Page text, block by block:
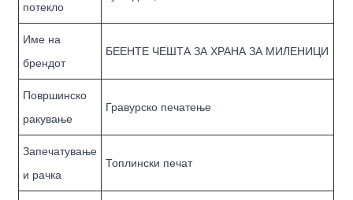
потекло
Име на
брендот
БЕЕНТЕ ЧЕШТА ЗА ХРАНА ЗА МИЛЕНИЦИ
Површинско
ракување
Гравурско печатење
Запечатување
и рачка
Топлински печат